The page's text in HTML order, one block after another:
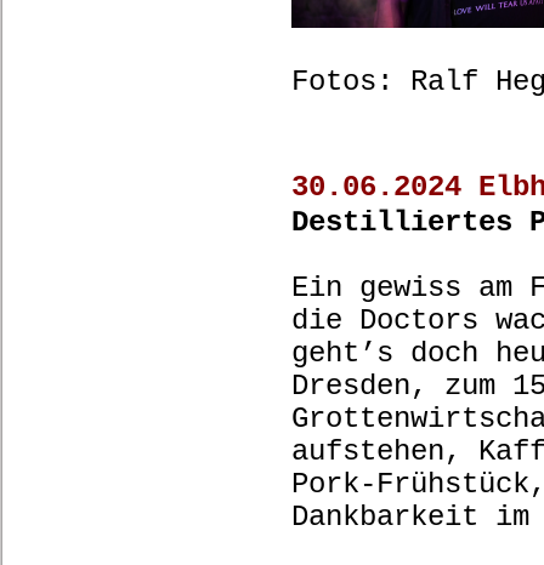
Fotos: Ralf
30.06.2024
Destilliertes
Ein gewiss
die Doctors
geht’s doch
Dresden, zum
aufstehen,
Pork-
Dankbarkeit